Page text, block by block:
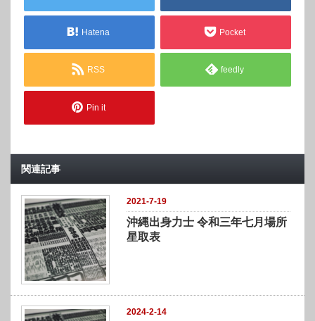
Hatena Pocket
RSS feedly
Pin it
関連記事
2021-7-19
沖縄出身力士 令和三年七月場所
星取表
2024-2-14